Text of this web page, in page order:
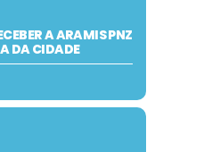
A ARAMIS PNZ
DA CIDADE